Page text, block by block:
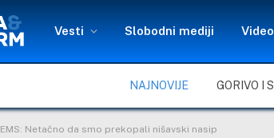
Vesti Slobodni mediji Video
NAJNOVIJE
EMS: Netačno da smo prekopali nišavski nasip